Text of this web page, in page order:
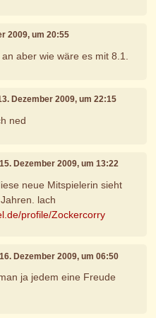
2009, um 20:55
aber wie wäre es mit 8.1.
Dezember 2009, um 22:15
ned
Dezember 2009, um 13:22
neue Mitspielerin sieht
lach
profile/Zockercorry
Dezember 2009, um 06:50
ja jedem eine Freude